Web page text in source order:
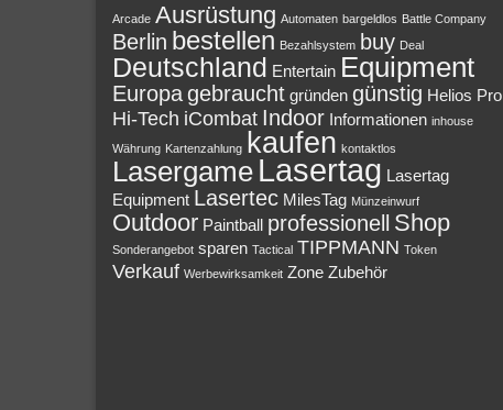
Arcade Ausrüstung Automaten bargeldlos Battle Company
Berlin bestellen Bezahlsystem buy Deal
Deutschland Entertain Equipment
Europagebraucht gründen günstig Helios Pro
Hi-Tech iCombat Indoor Informationen inhouse
Währung Kartenzahlung kaufen kontaktlos
Lasergame Lasertag Lasertag
Equipment Lasertec MilesTag Münzeinwurf
Outdoor Paintball professionell Shop
Sonderangebot sparen Tactical TIPPMANN Token
Verkauf Werbewirksamkeit Zone Zubehör